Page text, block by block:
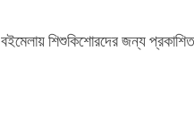
বইমেলায় শিশুকিশোরদের জন্য